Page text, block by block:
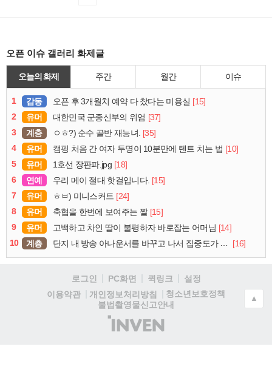
오픈 이슈 갤러리 화제글
오늘의 화제 주간 월간 이슈
1 감동 오픈 후 3개월치 예약 다 찼다는 미용실 [15]
2
유머 대한민국 군종신부의 위엄 [37]
3
계층 ㅇㅎ?) 순수 골반 재능녀. [35]
4
유머 캠핑 처음 간 여자 두명이 10분만에 텐트 치는 법 [10]
5
유머 1호선 장판파.jpg [18]
6
연예 우리 메이 절대 핫걸입니다. [15]
7
유머 ㅎㅂ) 미니스커트 [24]
8
유머 축협을 한번에 보여주는 짤 [15]
9
유머 고백하고 차인 딸이 불평하자 바로잡는 어머님 [14]
10
계층 단지 내 방송 아나운서를 바꾸고 나서 집중도가 확 올라갔다는 한 아파트의 안내방송 [16]
로그인 PC화면 퀵링크
설정
이용약관
개인정보처리방침
청소년보호정책
불법촬영물신고안내
(주)
인
▲